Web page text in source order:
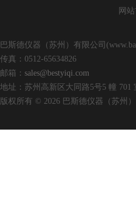
网
巴斯德仪器（苏州）有限公司
传真：0512-65634826
邮箱： sales@bestyiqi.com
地址：苏州高新区大同路5号5 幢 701
版权所有 © 2026 巴斯德仪器（苏州